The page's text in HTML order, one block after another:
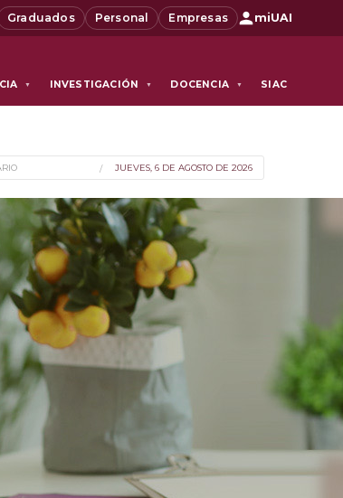
Graduados Personal Empresas miUAI
▼ INVESTIGACIÓN ▼ DOCENCIA ▼ SIAC
JUEVES, 6 DE AGOSTO DE 2026